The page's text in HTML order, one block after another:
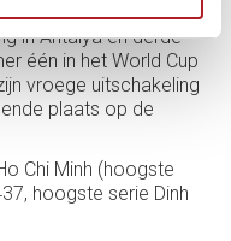
van de
in Antalya en derde
één in het World Cup
vroege uitschakeling
plaats op de
Chi Minh (hoogste
hoogste serie Dinh